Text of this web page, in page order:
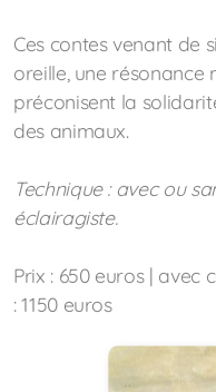
Ces contes venant de
oreille, une résonance
préconisent la
des animaux.
Technique : avec ou
éclairagiste.
Prix : 650 euros | avec
: 1150 euros